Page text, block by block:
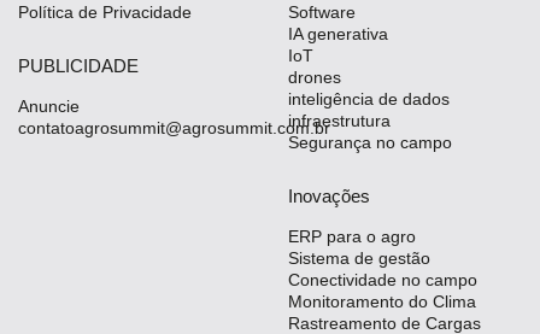
Política de Privacidade
PUBLICIDADE
Anuncie
contatoagrosummit@agrosummit.com.br
Software
IA generativa
IoT
drones
inteligência de dados
infraestrutura
Segurança no campo
Inovações
ERP para o agro
Sistema de gestão
Conectividade no campo
Monitoramento do Clima
Rastreamento de Cargas